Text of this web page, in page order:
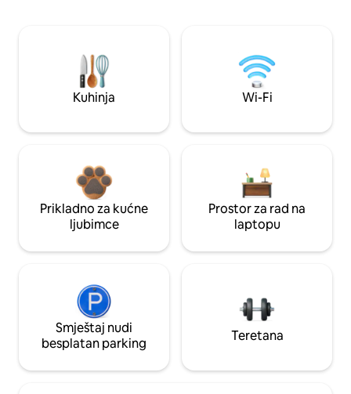
Kuhinja Wi-Fi
Prikladno za kućne
ljubimce
Prostor za rad na
laptopu
Smještaj nudi
besplatan parking
Teretana